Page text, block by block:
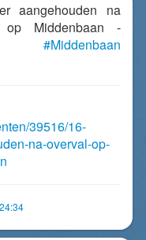
aangehouden na
op Middenbaan -
#Middenbaan
39516/16-
na-overval-op-